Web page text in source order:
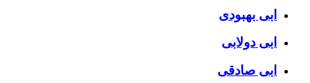
ابی بهبودی
ابی دولابی
ابی صادقی